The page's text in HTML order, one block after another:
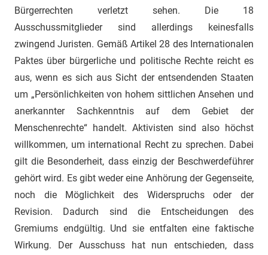
Bürgerrechten verletzt sehen. Die 18
Ausschussmitglieder sind allerdings keinesfalls
zwingend Juristen. Gemäß Artikel 28 des Internationalen
Paktes über bürgerliche und politische Rechte reicht es
aus, wenn es sich aus Sicht der entsendenden Staaten
um „Persönlichkeiten von hohem sittlichen Ansehen und
anerkannter Sachkenntnis auf dem Gebiet der
Menschenrechte“ handelt. Aktivisten sind also höchst
willkommen, um international Recht zu sprechen. Dabei
gilt die Besonderheit, dass einzig der Beschwerdeführer
gehört wird. Es gibt weder eine Anhörung der Gegenseite,
noch die Möglichkeit des Widerspruchs oder der
Revision. Dadurch sind die Entscheidungen des
Gremiums endgültig. Und sie entfalten eine faktische
Wirkung. Der Ausschuss hat nun entschieden, dass